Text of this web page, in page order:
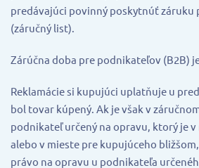
predávajúci povinný poskytnúť záruku
(záručný list).
Zárúčna doba pre podnikateľov (B2B)
Reklamácie si kupujúci uplatňuje u
bol tovar kúpený. Ak je však v
podnikateľ určený na opravu, ktorý je
alebo v mieste pre kupujúceho
právo na opravu u podnikateľa